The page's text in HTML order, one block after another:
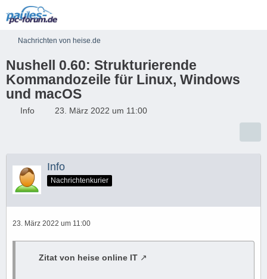
Nachrichten von heise.de
Nushell 0.60: Strukturierende
Kommandozeile für Linux, Windows
und macOS
Info 23. März 2022 um 11:00
Info
Nachrichtenkurier
23. März 2022 um 11:00
Zitat von heise online IT